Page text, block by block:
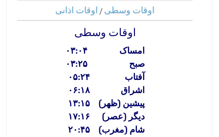
اوقات وسطی / اوقات اذانی
اوقات وسطی
امساک
۰۳:۰۴
صبح
۰۳:۲۵
آفتاب
۰۵:۲۴
اشراق
۰۶:۱۸
پیشین (ظهر)
۱۳:۱۵
دیگر (عصر)
۱۷:۱۶
شام (مغرب)
۲۰:۴۵